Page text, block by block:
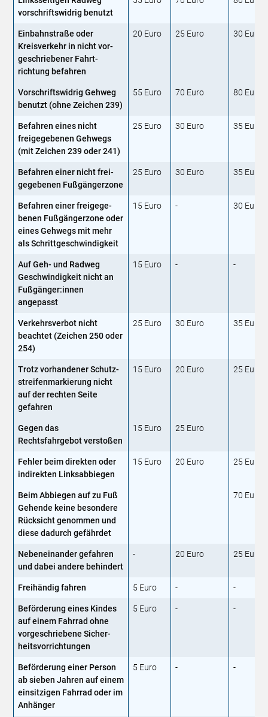
vorschriftswidrig benutzt
Einbahnstraße oder
Kreisverkehr in nicht vor­
geschriebener Fahrt­
richtung befahren
20 Euro 25 Euro 30 Euro
Vorschriftswidrig Gehweg
benutzt (ohne Zeichen 239)
55 Euro 70 Euro 80 Euro
Befahren eines nicht
freigegebenen Gehwegs
(mit Zeichen 239 oder 241)
25 Euro 30 Euro 35 Euro
Befahren einer nicht frei­
gegebenen Fußgängerzone
25 Euro 30 Euro 35 Euro
Befahren einer freigege­
benen Fußgängerzone oder
eines Gehwegs mit mehr
als Schrittgeschwindigkeit
15 Euro - 30 Euro
Auf Geh- und Radweg
Geschwindigkeit nicht an
Fußgänger:innen
angepasst
15 Euro - -
Verkehrsverbot nicht
beachtet (Zeichen 250 oder
254)
25 Euro 30 Euro 35 Euro
Trotz vorhandener Schutz­
streifenmarkierung nicht
auf der rechten Seite
gefahren
15 Euro 20 Euro 25 Euro
Gegen das
Rechtsfahrgebot verstoßen
15 Euro 25 Euro
Fehler beim direkten oder
indirekten Linksabbiegen
15 Euro 20 Euro 25 Euro
Beim Abbiegen auf zu Fuß
Gehende keine besondere
Rücksicht genommen und
diese dadurch gefährdet
70 Euro
Nebeneinander gefahren
und dabei andere behindert
- 20 Euro 25 Euro
Freihändig fahren 5 Euro - -
Beförderung eines Kindes
auf einem Fahrrad ohne
vorgeschriebene Sicher­
heitsvorrichtungen
5 Euro - -
Beförderung einer Person
ab sieben Jahren auf einem
einsitzigen Fahrrad oder im
Anhänger
5 Euro - -